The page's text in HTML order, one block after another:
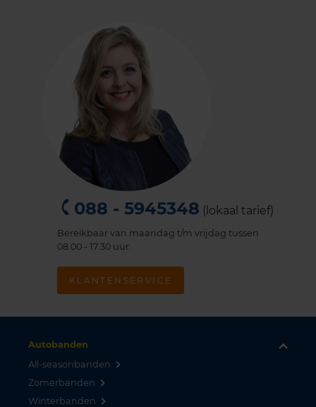
088 - 5945348 (lokaal tarief)
Bereikbaar van maandag t/m vrijdag tussen
08.00 - 17.30 uur.
KLANTENSERVICE
Autobanden
All-seasonbanden
Zomerbanden
Winterbanden